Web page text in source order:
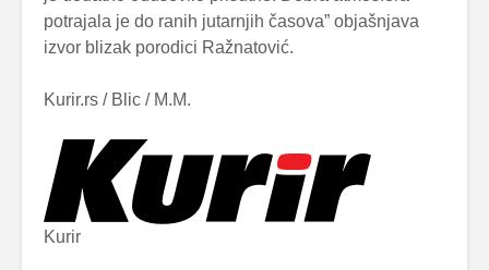
potrajala je do ranih jutarnjih časova” objašnjava
izvor blizak porodici Ražnatović.
Kurir.rs / Blic / M.M.
Kurir